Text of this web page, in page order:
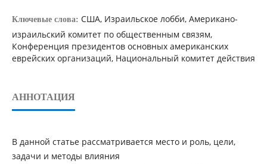
Ключевые слова: США, Израильское лобби, Американо-
израильский комитет по общественным связям,
Конференция президентов основных американских
еврейских организаций, Национальный комитет действия
АННОТАЦИЯ
В данной статье рассматривается место и роль, цели,
задачи и методы влияния